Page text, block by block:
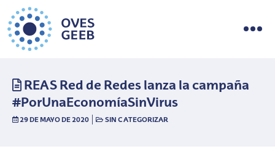
REAS Red de Redes lanza la campaña
#PorUnaEconomíaSinVirus
29 DE MAYO DE 2020 SIN CATEGORIZAR